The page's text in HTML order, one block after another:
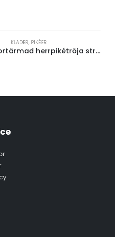
KLÄDER, PIKÉER
Markham kortärmad herrpikétröja stretch